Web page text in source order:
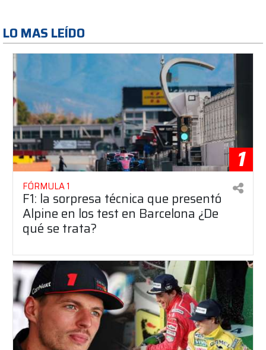
LO MAS LEÍDO
1
FÓRMULA 1
F1: la sorpresa técnica que presentó
Alpine en los test en Barcelona ¿De
qué se trata?